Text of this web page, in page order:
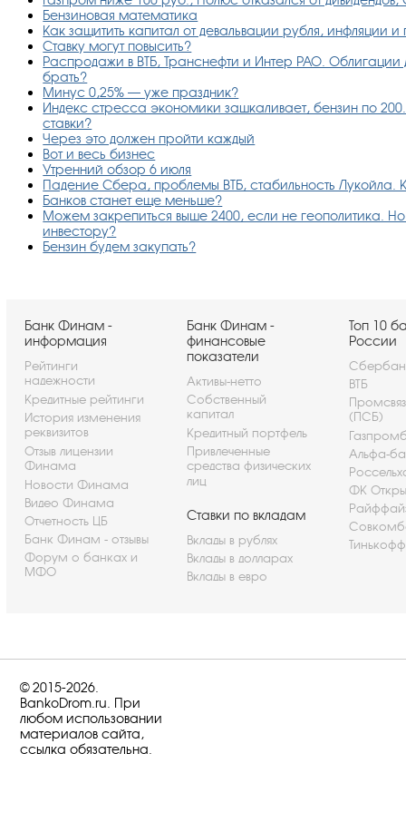
Бензиновая математика
Как защитить капитал от девальвации рубля, инфляции
Ставку могут повысить?
Распродажи в ВТБ, Транснефти и Интер РАО. Облигации
брать?
Минус 0,25% — уже праздник?
Индекс стресса экономики зашкаливает, бензин по
ставки?
Через это должен пройти каждый
Вот и весь бизнес
Утренний обзор 6 июля
Падение Сбера, проблемы ВТБ, стабильность Лукойла.
Банков станет еще меньше?
Можем закрепиться выше 2400, если не геополитика. Но
инвестору?
Бензин будем закупать?
Банк Финам -
информация
Рейтинги
надежности
Кредитные рейтинги
История изменения
реквизитов
Отзыв лицензии
Финама
Новости Финама
Видео Финама
Отчетность ЦБ
Банк Финам - отзывы
Форум о банках и
МФО
Банк Финам -
финансовые
показатели
Активы-нетто
Собственный
капитал
Кредитный портфель
Привлеченные
средства физических
лиц
Ставки по вкладам
Вклады в рублях
Вклады в долларах
Вклады в евро
Топ 10
России
ВТБ
(ПСБ)
Альфа-
ФК
© 2015-2026.
BankoDrom.ru. При
любом использовании
материалов сайта,
ссылка обязательна.